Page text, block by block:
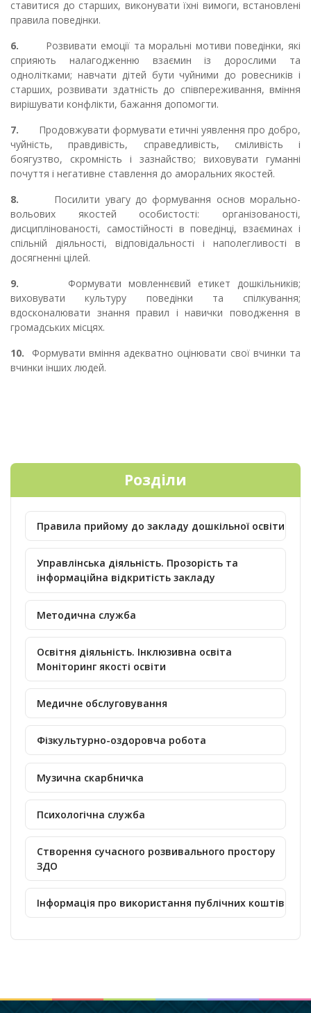
ставитися до старших, виконувати їхні вимоги, встановлені
правила поведінки.
6. Розвивати емоції та моральні мотиви поведінки, які
сприяють налагодженню взаємин із дорослими та
однолітками; навчати дітей бути чуйними до ровесників і
старших, розвивати здатність до співпереживання, вміння
вирішувати конфлікти, бажання допомогти.
7. Продовжувати формувати етичні уявлення про добро,
чуйність, правдивість, справедливість, сміливість і
боягузтво, скромність і зазнайство; виховувати гуманні
почуття і негативне ставлення до аморальних якостей.
8. Посилити увагу до формування основ морально-
вольових якостей особистості: організованості,
дисциплінованості, самостійності в поведінці, взаєминах і
спільній діяльності, відповідальності і наполегливості в
досягненні цілей.
9. Формувати мовленнєвий етикет дошкільників;
виховувати культуру поведінки та спілкування;
вдосконалювати знання правил і навички поводження в
громадських місцях.
10. Формувати вміння адекватно оцінювати свої вчинки та
вчинки інших людей.
Розділи
Правила прийому до закладу дошкільної освіти
Управлінська діяльність. Прозорість та
інформаційна відкритість закладу
Методична служба
Освітня діяльність. Інклюзивна освіта
Моніторинг якості освіти
Медичне обслуговування
Фізкультурно-оздоровча робота
Музична скарбничка
Психологічна служба
Створення сучасного розвивального простору
ЗДО
Інформація про використання публічних коштів